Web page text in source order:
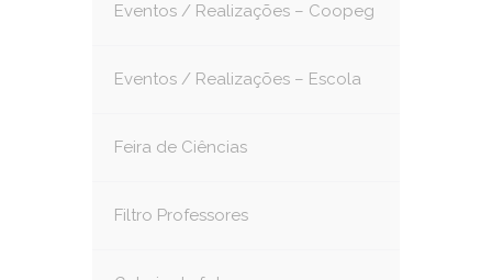
Eventos / Realizações – Coopeg
Eventos / Realizações – Escola
Feira de Ciências
Filtro Professores